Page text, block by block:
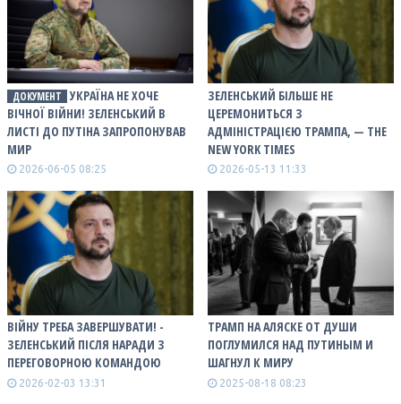
ДОКУМЕНТ
УКРАЇНА НЕ ХОЧЕ
ВІЧНОЇ ВІЙНИ! ЗЕЛЕНСЬКИЙ В
ЛИСТІ ДО ПУТІНА ЗАПРОПОНУВАВ
МИР
2026-06-05 08:25
ЗЕЛЕНСЬКИЙ БІЛЬШЕ НЕ
ЦЕРЕМОНИТЬСЯ З
АДМІНІСТРАЦІЄЮ ТРАМПА, — THE
NEW YORK TIMES
2026-05-13 11:33
ВІЙНУ ТРЕБА ЗАВЕРШУВАТИ! -
ЗЕЛЕНСЬКИЙ ПІСЛЯ НАРАДИ З
ПЕРЕГОВОРНОЮ КОМАНДОЮ
2026-02-03 13:31
ТРАМП НА АЛЯСКЕ ОТ ДУШИ
ПОГЛУМИЛСЯ НАД ПУТИНЫМ И
ШАГНУЛ К МИРУ
2025-08-18 08:23